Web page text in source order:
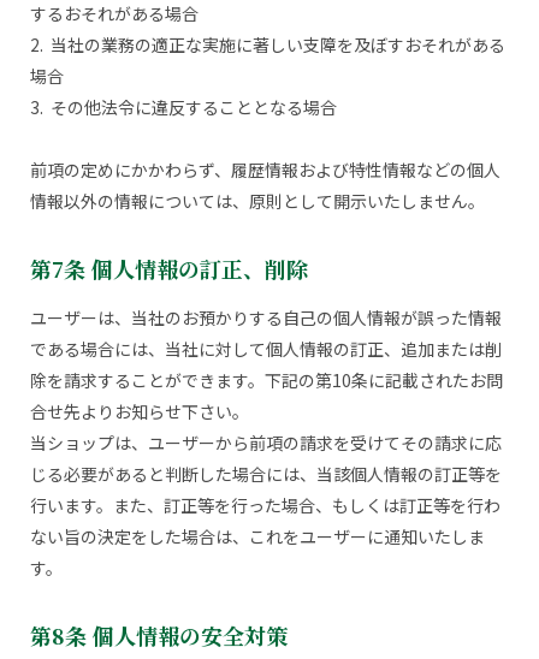
するおそれがある場合
2. 当社の業務の適正な実施に著しい支障を及ぼすおそれがある
場合
3. その他法令に違反することとなる場合
前項の定めにかかわらず、履歴情報および特性情報などの個人
情報以外の情報については、原則として開示いたしません。
第7条 個人情報の訂正、削除
ユーザーは、当社のお預かりする自己の個人情報が誤った情報
である場合には、当社に対して個人情報の訂正、追加または削
除を請求することができます。下記の第10条に記載されたお問
合せ先よりお知らせ下さい。
当ショップは、ユーザーから前項の請求を受けてその請求に応
じる必要があると判断した場合には、当該個人情報の訂正等を
行います。また、訂正等を行った場合、もしくは訂正等を行わ
ない旨の決定をした場合は、これをユーザーに通知いたしま
す。
第8条 個人情報の安全対策